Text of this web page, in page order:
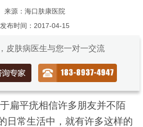
来源：海口肤康医院
发布时间：2017-04-15
皮肤病医生与您一对一交流
扁平疣相信许多朋友并不陌
日常生活中，就有许多这样的